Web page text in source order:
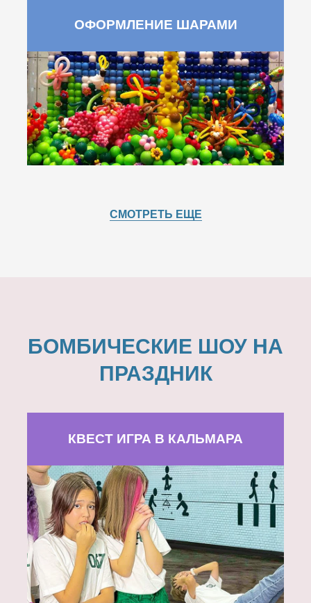
ОФОРМЛЕНИЕ ШАРАМИ
СМОТРЕТЬ ЕЩЕ
БОМБИЧЕСКИЕ ШОУ НА
ПРАЗДНИК
КВЕСТ ИГРА В КАЛЬМАРА